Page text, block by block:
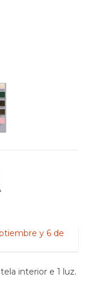
y 6 de
interior e 1 luz.